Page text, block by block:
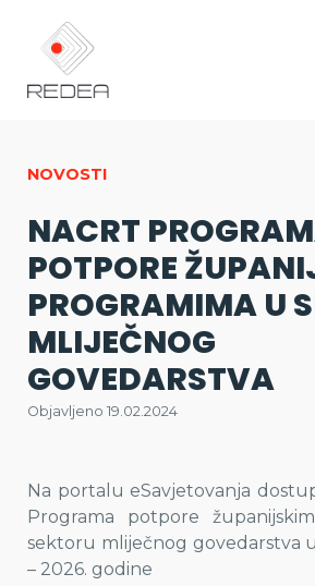
NOVOSTI
NACRT
POTPORE
PROGRAMIMA U
MLIJEČNOG
GOVEDARSTVA
Objavljeno 19.02.2024
Na portalu eSavjetovanja
Programa potpore
sektoru mliječnog govedarstva
– 2026. godine